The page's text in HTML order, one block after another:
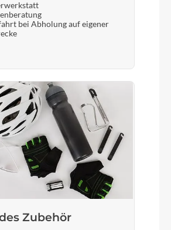
ACID Venec Lite
Flat Mount Disc, Full Carbon, 1
Fender & Lowrider Mounts,
QR
Sattelstütze
Performance Post, 27.2mm
bei Abholung auf eigener
Zubehör